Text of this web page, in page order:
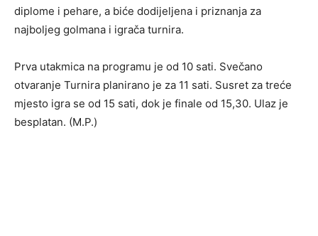
diplome i pehare, a biće dodijeljena i priznanja za
najboljeg golmana i igrača turnira.
Prva utakmica na programu je od 10 sati. Svečano
otvaranje Turnira planirano je za 11 sati. Susret za treće
mjesto igra se od 15 sati, dok je finale od 15,30. Ulaz je
besplatan. (M.P.)